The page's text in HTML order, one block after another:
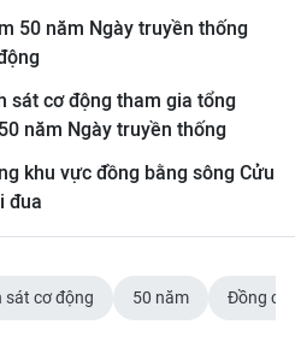
50 năm Ngày truyền thống
sát cơ động tham gia tổng
năm Ngày truyền thống
khu vực đồng bằng sông Cửu
đua
sát cơ động 50 năm Đồng chí